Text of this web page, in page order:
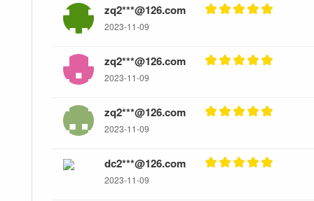
zq2***@126.com
2023-11-09
zq2***@126.com
2023-11-09
zq2***@126.com
2023-11-09
dc2***@126.com
2023-11-09